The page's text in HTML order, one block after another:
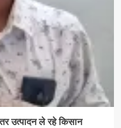
उत्पादन ले रहे किसान